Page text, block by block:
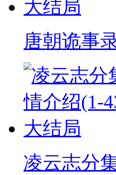
唐朝诡事
凌云志分